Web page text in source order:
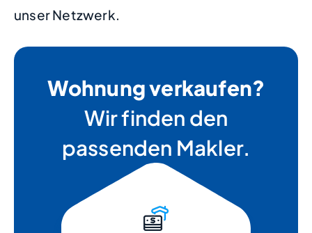
unser Netzwerk.
Wohnung verkaufen?
Wir finden den
passenden Makler.